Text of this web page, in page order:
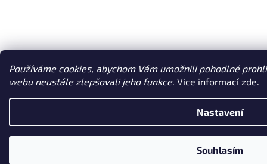
Používáme cookies, abychom Vám umožnili pohodlné
webu neustále zlepšovali jeho funkce. Více informacízde.
Nastavení
Souhlasím